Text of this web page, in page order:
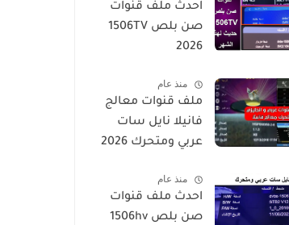
احدث ملف قنوات
صن بلص 1506TV
2026
منذ عام
ملف قنوات معالج
فانيلا نايل سات
عربي ومتحرك 2026
منذ عام
احدث ملف قنوات
صن بلص 1506hv